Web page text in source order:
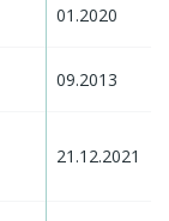
01.2020
09.2013
21.12.2021